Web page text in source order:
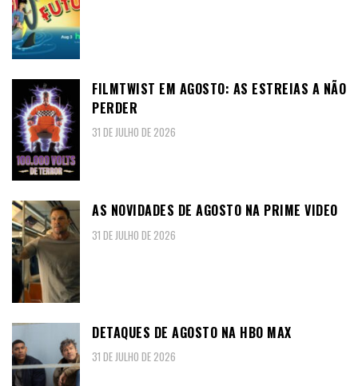
FILMTWIST EM AGOSTO: AS ESTREIAS A NÃO
PERDER
31 DE JULHO DE 2026
AS NOVIDADES DE AGOSTO NA PRIME VIDEO
31 DE JULHO DE 2026
DETAQUES DE AGOSTO NA HBO MAX
31 DE JULHO DE 2026